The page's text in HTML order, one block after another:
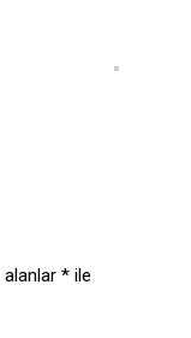
alanlar * ile